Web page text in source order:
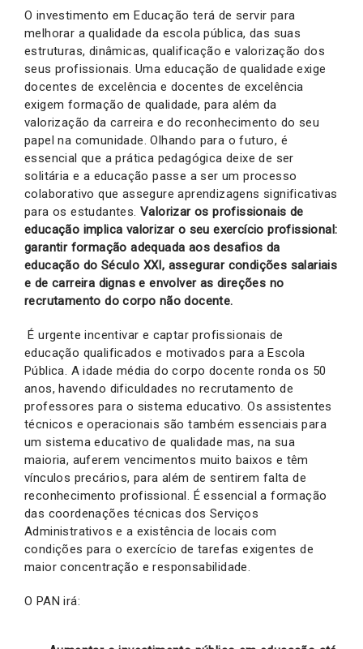
O investimento em Educação terá de servir para
melhorar a qualidade da escola pública, das suas
estruturas, dinâmicas, qualificação e valorização dos
seus profissionais. Uma educação de qualidade exige
docentes de excelência e docentes de excelência
exigem formação de qualidade, para além da
valorização da carreira e do reconhecimento do seu
papel na comunidade. Olhando para o futuro, é
essencial que a prática pedagógica deixe de ser
solitária e a educação passe a ser um processo
colaborativo que assegure aprendizagens significativas
para os estudantes. Valorizar os profissionais de
educação implica valorizar o seu exercício profissional:
garantir formação adequada aos desafios da
educação do Século XXI, assegurar condições salariais
e de carreira dignas e envolver as direções no
recrutamento do corpo não docente.
É urgente incentivar e captar profissionais de
educação qualificados e motivados para a Escola
Pública. A idade média do corpo docente ronda os 50
anos, havendo dificuldades no recrutamento de
professores para o sistema educativo. Os assistentes
técnicos e operacionais são também essenciais para
um sistema educativo de qualidade mas, na sua
maioria, auferem vencimentos muito baixos e têm
vínculos precários, para além de sentirem falta de
reconhecimento profissional. É essencial a formação
das coordenações técnicas dos Serviços
Administrativos e a existência de locais com
condições para o exercício de tarefas exigentes de
maior concentração e responsabilidade.
O PAN irá: